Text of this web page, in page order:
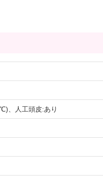
、人工頭皮:あり